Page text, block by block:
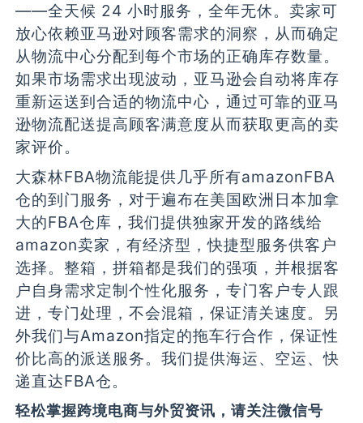
——全天候 24 小时服务，全年无休。卖家可
放心依赖亚马逊对顾客需求的洞察，从而确定
从物流中心分配到每个市场的正确库存数量。
如果市场需求出现波动，亚马逊会自动将库存
重新运送到合适的物流中心，通过可靠的亚马
逊物流配送提高顾客满意度从而获取更高的卖
家评价。
大森林FBA物流能提供几乎所有amazonFBA
仓的到门服务，对于遍布在美国欧洲日本加拿
大的FBA仓库，我们提供独家开发的路线给
amazon卖家，有经济型，快捷型服务供客户
选择。整箱，拼箱都是我们的强项，并根据客
户自身需求定制个性化服务，专门客户专人跟
进，专门处理，不会混箱，保证清关速度。另
外我们与Amazon指定的拖车行合作，保证性
价比高的派送服务。我们提供海运、空运、快
递直达FBA仓。
轻松掌握跨境电商与外贸资讯，请关注微信号